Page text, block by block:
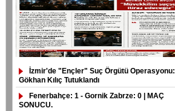
İzmir'de "Ençler" Suç Örgütü Operasyonu:
Gökhan Kılıç Tutuklandı
Fenerbahçe: 1 - Gornik Zabrze: 0 | MAÇ
SONUCU.